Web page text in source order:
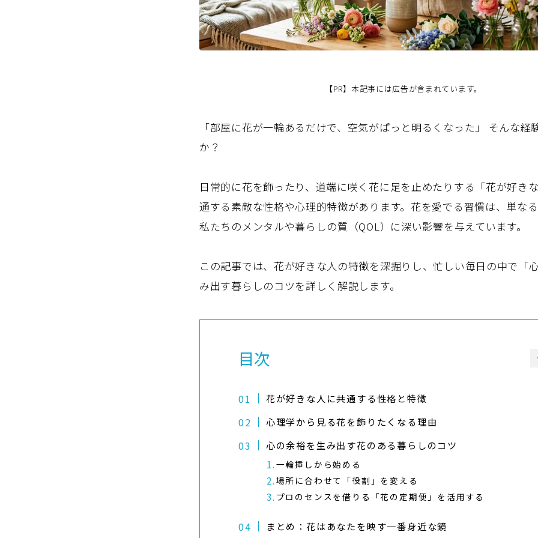
【PR】本記事には広告が含まれています。
「部屋に花が一輪あるだけで、空気がぱっと明るくなった」 そんな経
か？
日常的に花を飾ったり、道端に咲く花に足を止めたりする「花が好き
通する素敵な性格や心理的特徴があります。花を愛でる習慣は、単なる
私たちのメンタルや暮らしの質（QOL）に深い影響を与えています。
この記事では、花が好きな人の特徴を深掘りし、忙しい毎日の中で「
み出す暮らしのコツを詳しく解説します。
目次
花が好きな人に共通する性格と特徴
心理学から見る花を飾りたくなる理由
心の余裕を生み出す花のある暮らしのコツ
一輪挿しから始める
場所に合わせて「役割」を変える
プロのセンスを借りる「花の定期便」を活用する
まとめ：花はあなたを映す一番身近な鏡